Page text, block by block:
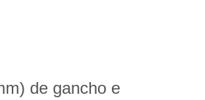
de gancho e